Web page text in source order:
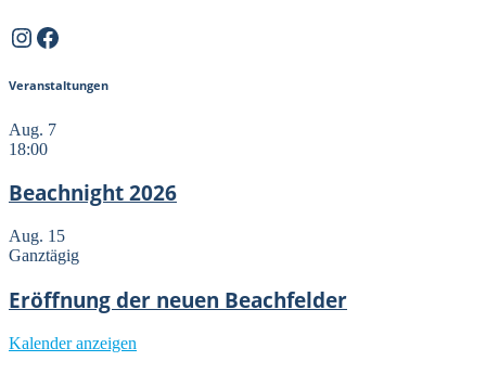
Instagram
Facebook
Veranstaltungen
Aug. 7
18:00
Beachnight 2026
Aug. 15
Ganztägig
Eröffnung der neuen Beachfelder
Kalender anzeigen